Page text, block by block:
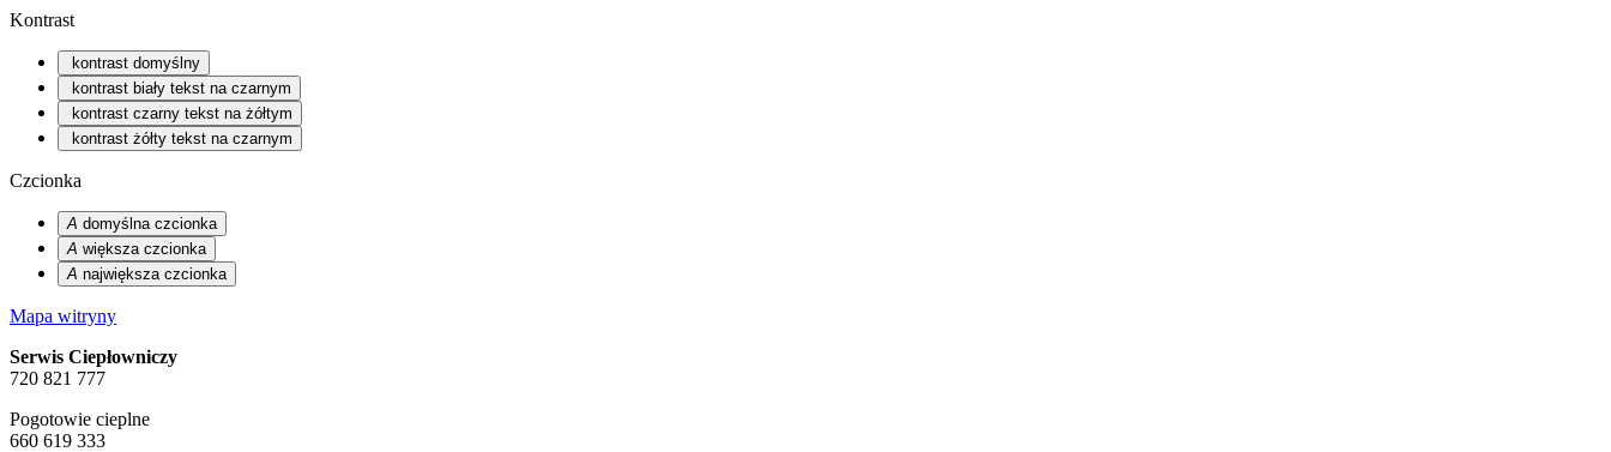
Kontrast
kontrast domyślny
kontrast biały tekst na czarnym
kontrast czarny tekst na żółtym
kontrast żółty tekst na czarnym
Czcionka
A domyślna czcionka
A większa czcionka
A największa czcionka
Mapa witryny
Serwis Ciepłowniczy
720 821 777
Pogotowie cieplne
660 619 333